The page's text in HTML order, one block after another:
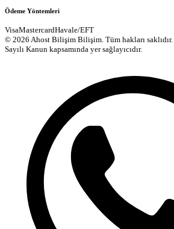
Ödeme Yöntemleri
VisaMastercardHavale/EFT
© 2026 Ahost Bilişim Bilişim. Tüm hakları saklıdır.
Sayılı Kanun kapsamında yer sağlayıcıdır.